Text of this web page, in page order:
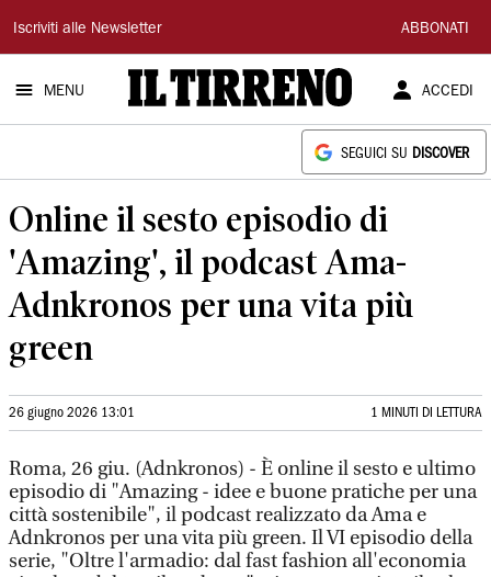
Il
Tirreno
Iscriviti alle Newsletter ABBONATI
MENU ACCEDI
SEGUICI SU DISCOVER
Online il sesto episodio di
'Amazing', il podcast Ama-
Adnkronos per una vita più
green
26 giugno 2026 13:01 1 MINUTI DI LETTURA
Roma, 26 giu. (Adnkronos) - È online il sesto e ultimo
episodio di "Amazing - idee e buone pratiche per una
città sostenibile", il podcast realizzato da Ama e
Adnkronos per una vita più green. Il VI episodio della
serie, "Oltre l'armadio: dal fast fashion all'economia